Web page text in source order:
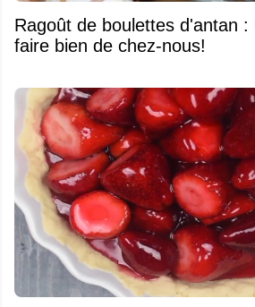
Ragoût de boulettes d'antan :
faire bien de chez-nous!